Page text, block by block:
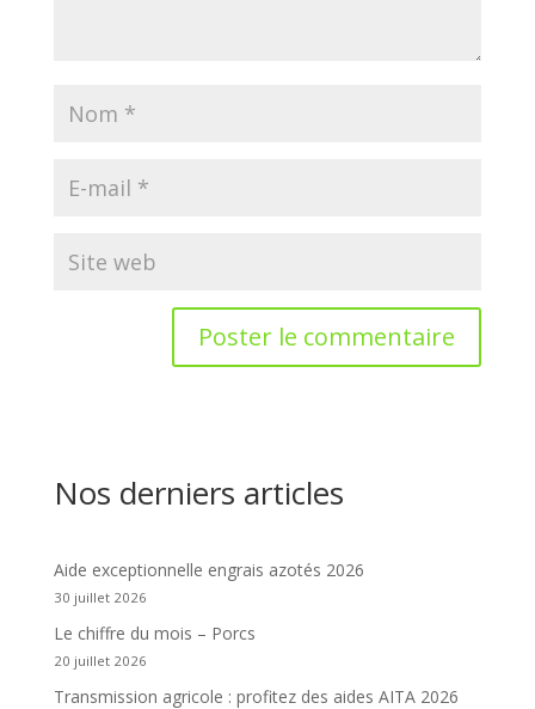
Nos derniers articles
Aide exceptionnelle engrais azotés 2026
30 juillet 2026
Le chiffre du mois – Porcs
20 juillet 2026
Transmission agricole : profitez des aides AITA 2026